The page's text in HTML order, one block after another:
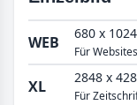
WEB 680 x
Für
XL 2848 x
Für